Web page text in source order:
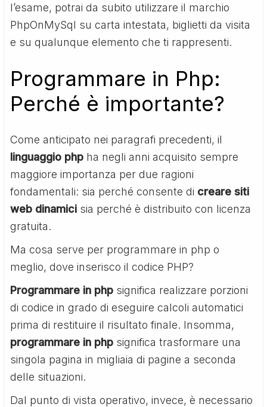
l’esame, potrai da subito utilizzare il marchio
PhpOnMySql su carta intestata, biglietti da visita
e su qualunque elemento che ti rappresenti.
Programmare in Php:
Perché è importante?
Come anticipato nei paragrafi precedenti, il
linguaggio php ha negli anni acquisito sempre
maggiore importanza per due ragioni
fondamentali: sia perché consente di creare siti
web dinamici sia perché è distribuito con licenza
gratuita.
Ma cosa serve per programmare in php o
meglio, dove inserisco il codice PHP?
Programmare in php significa realizzare porzioni
di codice in grado di eseguire calcoli automatici
prima di restituire il risultato finale. Insomma,
programmare in php significa trasformare una
singola pagina in migliaia di pagine a seconda
delle situazioni.
Dal punto di vista operativo, invece, è necessario